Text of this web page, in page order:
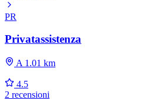
PR
Privatassistenza
A 1.01 km
4.5
2 recensioni